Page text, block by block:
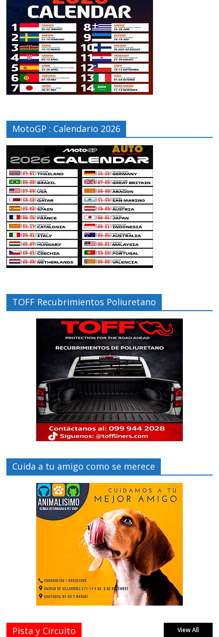
MotoGP : Calendario 2026
TOFF Recubrimientos Poliuretano
Cuida a tu amigo como se merece
Pista y Circuito View All